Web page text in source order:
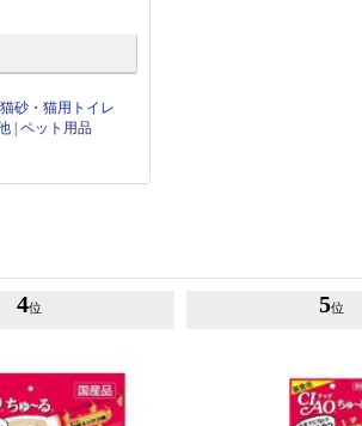
猫砂・猫用トイレ
|ペット用品
4位 5位